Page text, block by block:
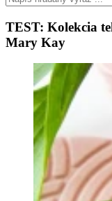
TEST: Kolekcia
Mary Kay